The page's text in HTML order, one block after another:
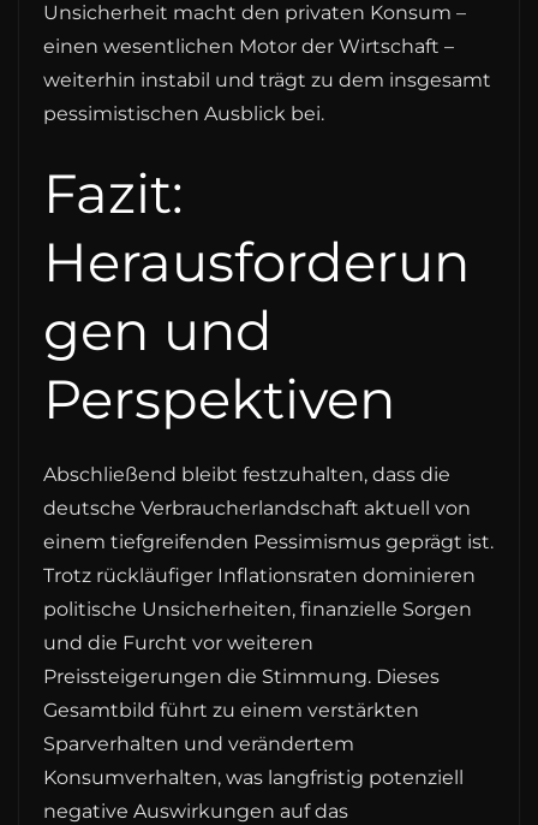
Unsicherheit macht den privaten Konsum –
einen wesentlichen Motor der Wirtschaft –
weiterhin instabil und trägt zu dem insgesamt
pessimistischen Ausblick bei.
Fazit:
Herausforderun
gen und
Perspektiven
Abschließend bleibt festzuhalten, dass die
deutsche Verbraucherlandschaft aktuell von
einem tiefgreifenden Pessimismus geprägt ist.
Trotz rückläufiger Inflationsraten dominieren
politische Unsicherheiten, finanzielle Sorgen
und die Furcht vor weiteren
Preissteigerungen die Stimmung. Dieses
Gesamtbild führt zu einem verstärkten
Sparverhalten und verändertem
Konsumverhalten, was langfristig potenziell
negative Auswirkungen auf das